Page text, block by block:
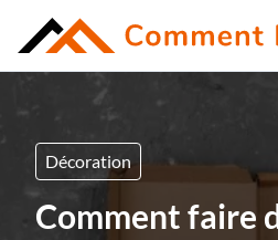
Décoration
Comment faire